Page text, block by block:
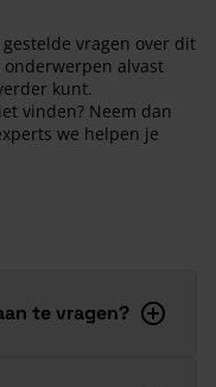
vragen over dit
alvast
kunt.
vinden? Neem dan
we helpen je
te vragen?